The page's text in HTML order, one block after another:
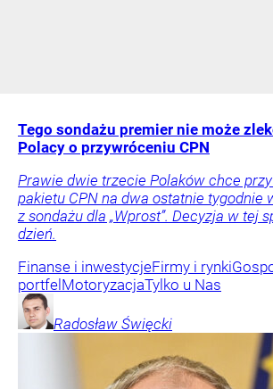
Tego sondażu premier nie może
Polacy o przywróceniu CPN
Prawie dwie trzecie Polaków chce
pakietu CPN na dwa ostatnie tygodnie
z sondażu dla „Wprost”. Decyzja w tej
dzień.
Finanse i inwestycjeFirmy i rynki
portfelMotoryzacjaTylko u Nas
Radosław Święcki